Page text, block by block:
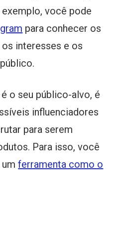
você pode
para conhecer os
interesses e os
o seu público-alvo, é
influenciadores
para serem
Para isso, você
umferramenta como o